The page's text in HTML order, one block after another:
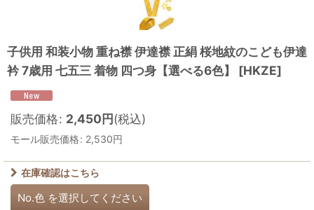
子供用 和装小物 重ね襟 伊達襟 正絹 桜地紋のこども伊達
衿 7歳用 七五三 着物 四つ身【選べる6色】
[HKZE]
販売価格: 2,450円(税込)
モール販売価格: 2,530円
在庫確認はこちら
No.色 を選択してください